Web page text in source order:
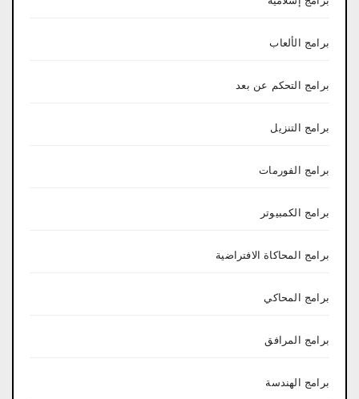
برامج الألعاب
برامج التحكم عن بعد
برامج التنزيل
برامج الفورمات
برامج الكمبيوتر
برامج المحاكاة الافتراضية
برامج المحاكي
برامج المرافق
برامج الهندسة